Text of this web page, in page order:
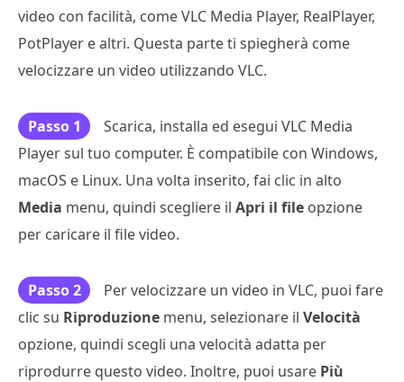
video con facilità, come VLC Media Player, RealPlayer,
PotPlayer e altri. Questa parte ti spiegherà come
velocizzare un video utilizzando VLC.
Passo 1
Scarica, installa ed esegui VLC Media
Player sul tuo computer. È compatibile con Windows,
macOS e Linux. Una volta inserito, fai clic in alto
Media menu, quindi scegliere il Apri il file opzione
per caricare il file video.
Passo 2
Per velocizzare un video in VLC, puoi fare
clic su Riproduzione menu, selezionare il Velocità
opzione, quindi scegli una velocità adatta per
riprodurre questo video. Inoltre, puoi usare Più